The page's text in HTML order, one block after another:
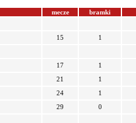
mecze bramki
15
1
17
1
21
1
24 1
29 0